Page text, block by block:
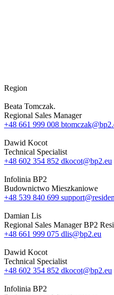
Region
Beata Tomczak.
Regional Sales Manager
+48 661 999 008
Dawid Kocot
Technical Specialist
+48 602 354 852 dkocot@bp2.eu
Infolinia BP2
Budownictwo Mieszkaniowe
+48 539 840 699
Damian Lis
Regional Sales Manager BP2
+48 661 999 075 dlis@bp2.eu
Dawid Kocot
Technical Specialist
+48 602 354 852 dkocot@bp2.eu
Infolinia BP2